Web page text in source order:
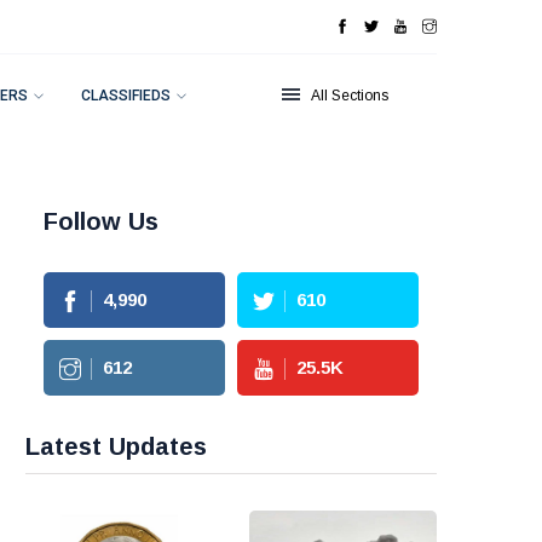
CLASSIFIEDS All Sections
Follow Us
4,990 610
612 25.5K
Latest Updates